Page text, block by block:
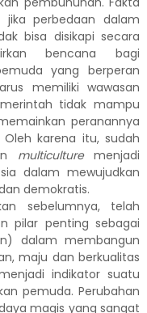
perbedaan dalam
bisa disikapi secara
bencana bagi
yang berperan
memiliki wawasan
tidak mampu
peranannya
karena itu, sudah
multiculturemenjadi
dalam mewujudkan
demokratis.
sebelumnya, telah
pilar penting sebagai
dalam membangun
maju dan berkualitas
indikator suatu
pemuda. Perubahan
magis yang sangat